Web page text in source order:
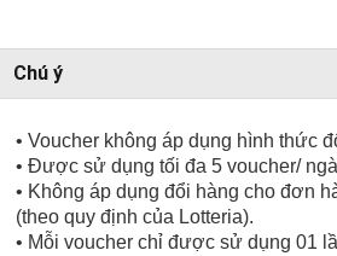
Chú ý
• Voucher không áp dụng hình thức
• Được sử dụng tối đa 5 voucher/
• Không áp dụng đổi hàng cho đơn
(theo quy định của Lotteria).
• Mỗi voucher chỉ được sử dụng 01